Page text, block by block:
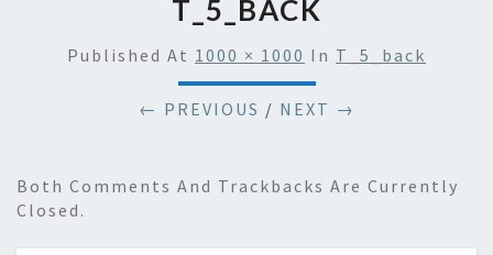
T_5_BACK
Published At 1000 × 1000 In T_5_back
← PREVIOUS / NEXT →
Both Comments And Trackbacks Are Currently
Closed.